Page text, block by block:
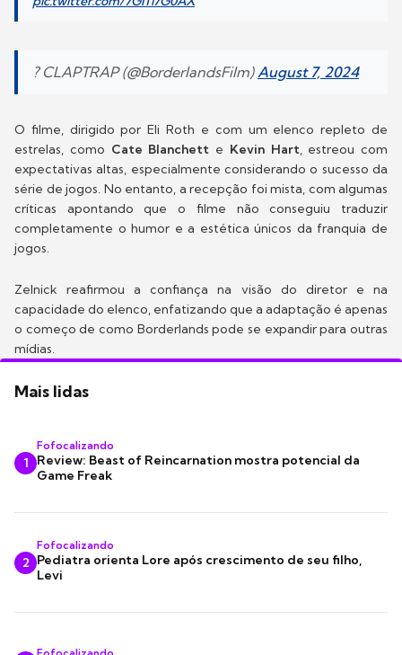
? CLAPTRAP (@BorderlandsFilm)August 7, 2024
O filme, dirigido por Eli Roth e com um elenco repleto de
estrelas, como Cate Blanchett e Kevin Hart, estreou com
expectativas altas, especialmente considerando o sucesso da
série de jogos. No entanto, a recepção foi mista, com algumas
críticas apontando que o filme não conseguiu traduzir
completamente o humor e a estética únicos da franquia de
jogos.
Zelnick reafirmou a confiança na visão do diretor e na
capacidade do elenco, enfatizando que a adaptação é apenas
o começo de como Borderlands pode se expandir para outras
mídias.
Mais lidas
1
Fofocalizando
Review: Beast of Reincarnation mostra potencial da
Game Freak
2
Fofocalizando
Pediatra orienta Lore após crescimento de seu filho,
Levi
Fofocalizando